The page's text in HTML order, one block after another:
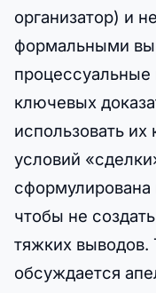
организатор) и
формальными
ключевых
использовать их
условий
сформулирована
чтобы не
тяжких выводов.
обсуждается